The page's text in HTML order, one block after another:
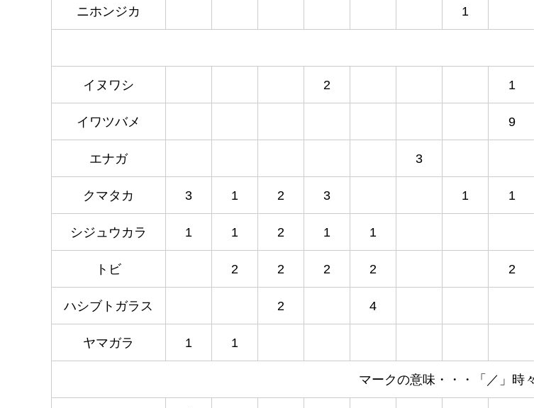
ニホンジカ 1
イヌワシ 2 1
イワツバメ 9
エナガ 3
クマタカ 3 1 2 3 1 1
シジュウカラ 1 1 2 1 1
トビ 2 2 2 2 2
ハシブトガラス 2 4
ヤマガラ 1 1
マークの意味・・・「／」時